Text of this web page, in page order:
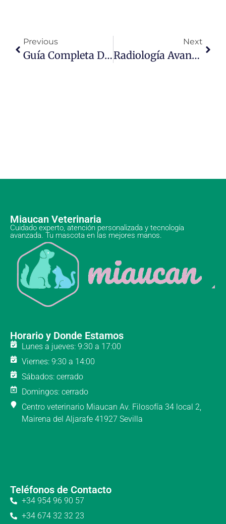
Previous
Guía Completa De Cuidado Dental Para Mascotas: Consejos Esenciales Para Una Sonrisa Saludable
Next
Radiología Avanzada: El Secreto Para Mantener A Tus Mascotas Saludables Y Felices
Miaucan Veterinaria
Cuidado experto, atención personalizada y tecnología
avanzada. Tu mascota en las mejores manos.
Horario y Donde Estamos
Lunes a jueves: 9:30 a 17:00
Viernes: 9:30 a 14:00
Sábados: cerrado
Domingos: cerrado
Centro veterinario Miaucan Av. Filosofía 34 local 2,
Mairena del Aljarafe 41927 Sevilla
Teléfonos de Contacto
+34 954 96 90 57
+34 674 32 32 23